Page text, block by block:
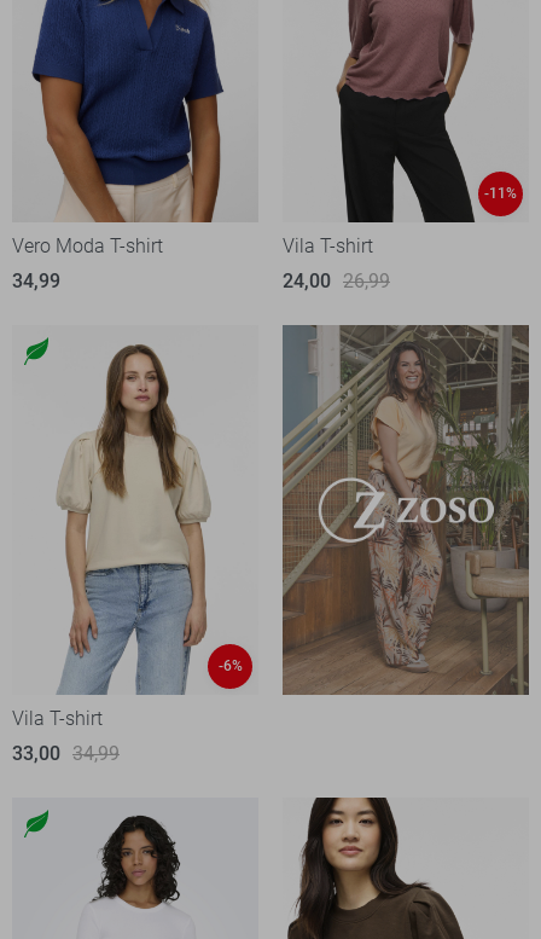
Vero Moda T-shirt
34,99
-11%
Vila T-shirt
24,00 26,99
-6%
Vila T-shirt
33,00 34,99